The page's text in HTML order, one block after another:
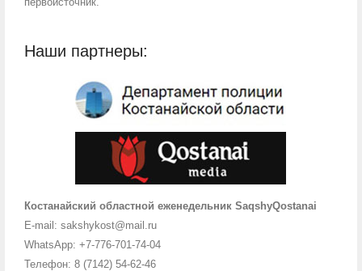
Наши партнеры:
Костанайский областной еженедельник SaqshyQostanai
E-mail: sakshykost@mail.ru
WhatsApp: +7-776-701-74-04
Телефон: 8 (7142) 54-62-46